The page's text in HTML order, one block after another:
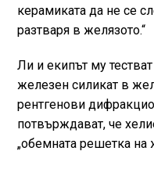
керамиката да не се
разтваря в желязото.“
Ли и екипът му
железен силикат в
рентгенови
потвърждават, че
„обемната решетка на